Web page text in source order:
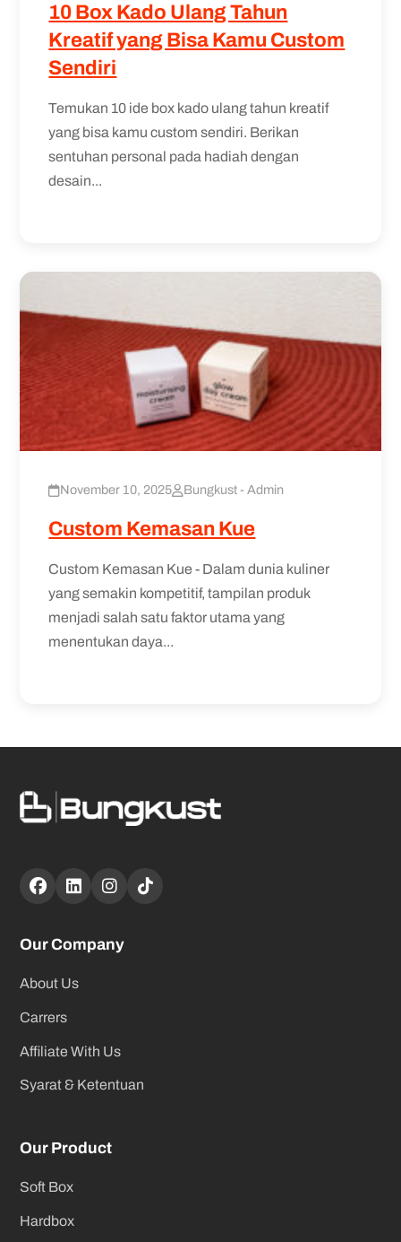
10 Box Kado Ulang Tahun
Kreatif yang Bisa Kamu Custom
Sendiri
Temukan 10 ide box kado ulang tahun kreatif
yang bisa kamu custom sendiri. Berikan
sentuhan personal pada hadiah dengan
desain...
November 10, 2025 Bungkust - Admin
Custom Kemasan Kue
Custom Kemasan Kue - Dalam dunia kuliner
yang semakin kompetitif, tampilan produk
menjadi salah satu faktor utama yang
menentukan daya...
Our Company
About Us
Carrers
Affiliate With Us
Syarat & Ketentuan
Our Product
Soft Box
Hardbox